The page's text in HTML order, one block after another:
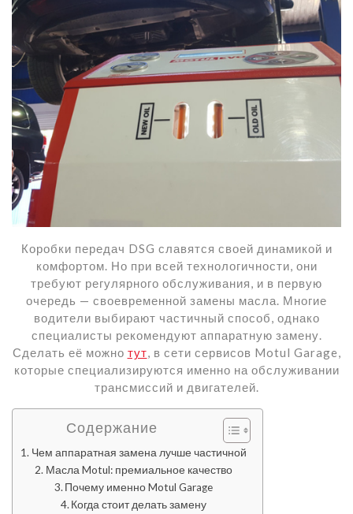
Коробки передач DSG славятся своей динамикой и
комфортом. Но при всей технологичности, они
требуют регулярного обслуживания, и в первую
очередь — своевременной замены масла. Многие
водители выбирают частичный способ, однако
специалисты рекомендуют аппаратную замену.
Сделать её можно тут , в сети сервисов Motul Garage,
которые специализируются именно на обслуживании
трансмиссий и двигателей.
Содержание
Чем аппаратная замена лучше частичной
Масла Motul: премиальное качество
Почему именно Motul Garage
Когда стоит делать замену